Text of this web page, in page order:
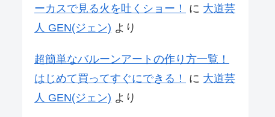
ーカスで見る火を吐くショー！
に 大道芸
人 GEN(ジェン) より
超簡単なバルーンアートの作り方一覧！
はじめて買ってすぐにできる！
に 大道芸
人 GEN(ジェン) より